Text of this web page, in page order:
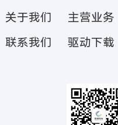
关于我们 主营业务
联系我们
驱动下载